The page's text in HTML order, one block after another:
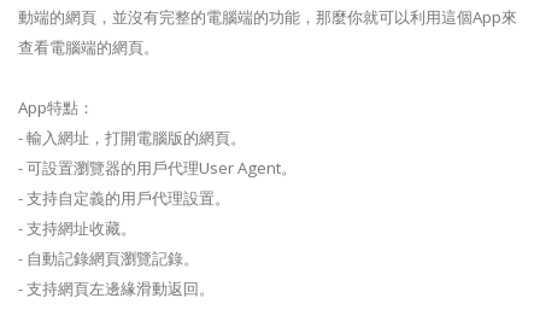
動端的網頁，並沒有完整的電腦端的功能，那麼你就可以利用這個App來
查看電腦端的網頁。
App特點：
- 輸入網址，打開電腦版的網頁。
- 可設置瀏覽器的用戶代理User Agent。
- 支持自定義的用戶代理設置。
- 支持網址收藏。
- 自動記錄網頁瀏覽記錄。
- 支持網頁左邊緣滑動返回。